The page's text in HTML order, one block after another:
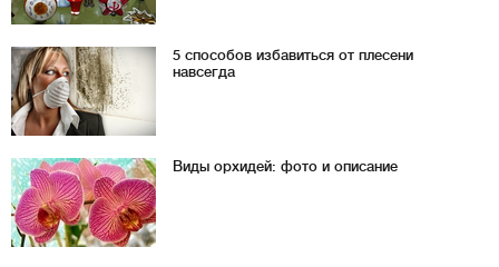
5 способов избавиться от плесени
навсегда
Виды орхидей: фото и описание